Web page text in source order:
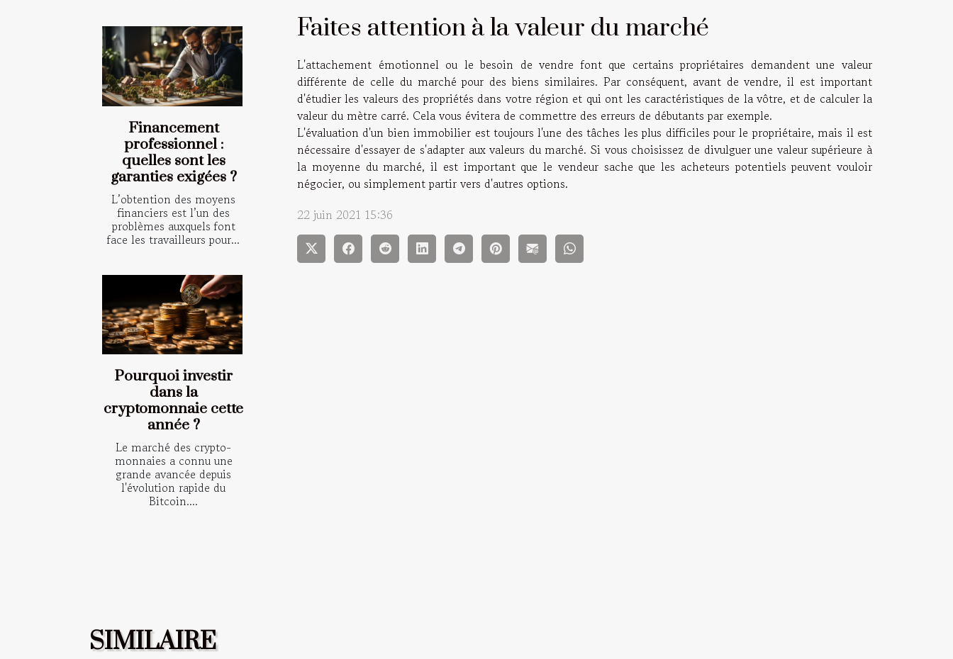
Financement
professionnel :
quelles sont les
garanties exigées ?
L’obtention des moyens
financiers est l’un des
problèmes auxquels font
face les travailleurs pour...
Pourquoi investir
dans la
cryptomonnaie cette
année ?
Le marché des crypto-
monnaies a connu une
grande avancée depuis
l'évolution rapide du
Bitcoin....
Faites attention à la valeur du marché
L'attachement émotionnel ou le besoin de vendre font que certains propriétaires demandent une valeur
différente de celle du marché pour des biens similaires. Par conséquent, avant de vendre, il est important
d'étudier les valeurs des propriétés dans votre région et qui ont les caractéristiques de la vôtre, et de calculer la
valeur du mètre carré. Cela vous évitera de commettre des erreurs de débutants par exemple.
L'évaluation d'un bien immobilier est toujours l'une des tâches les plus difficiles pour le propriétaire, mais il est
nécessaire d'essayer de s'adapter aux valeurs du marché. Si vous choisissez de divulguer une valeur supérieure à
la moyenne du marché, il est important que le vendeur sache que les acheteurs potentiels peuvent vouloir
négocier, ou simplement partir vers d'autres options.
22 juin 2021 15:36
SIMILAIRE